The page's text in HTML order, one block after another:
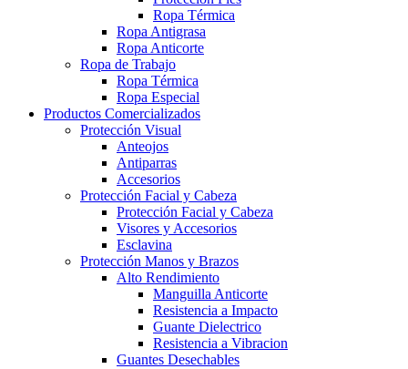
Ropa Térmica
Ropa Antigrasa
Ropa Anticorte
Ropa de Trabajo
Ropa Térmica
Ropa Especial
Productos Comercializados
Protección Visual
Anteojos
Antiparras
Accesorios
Protección Facial y Cabeza
Protección Facial y Cabeza
Visores y Accesorios
Esclavina
Protección Manos y Brazos
Alto Rendimiento
Manguilla Anticorte
Resistencia a Impacto
Guante Dielectrico
Resistencia a Vibracion
Guantes Desechables